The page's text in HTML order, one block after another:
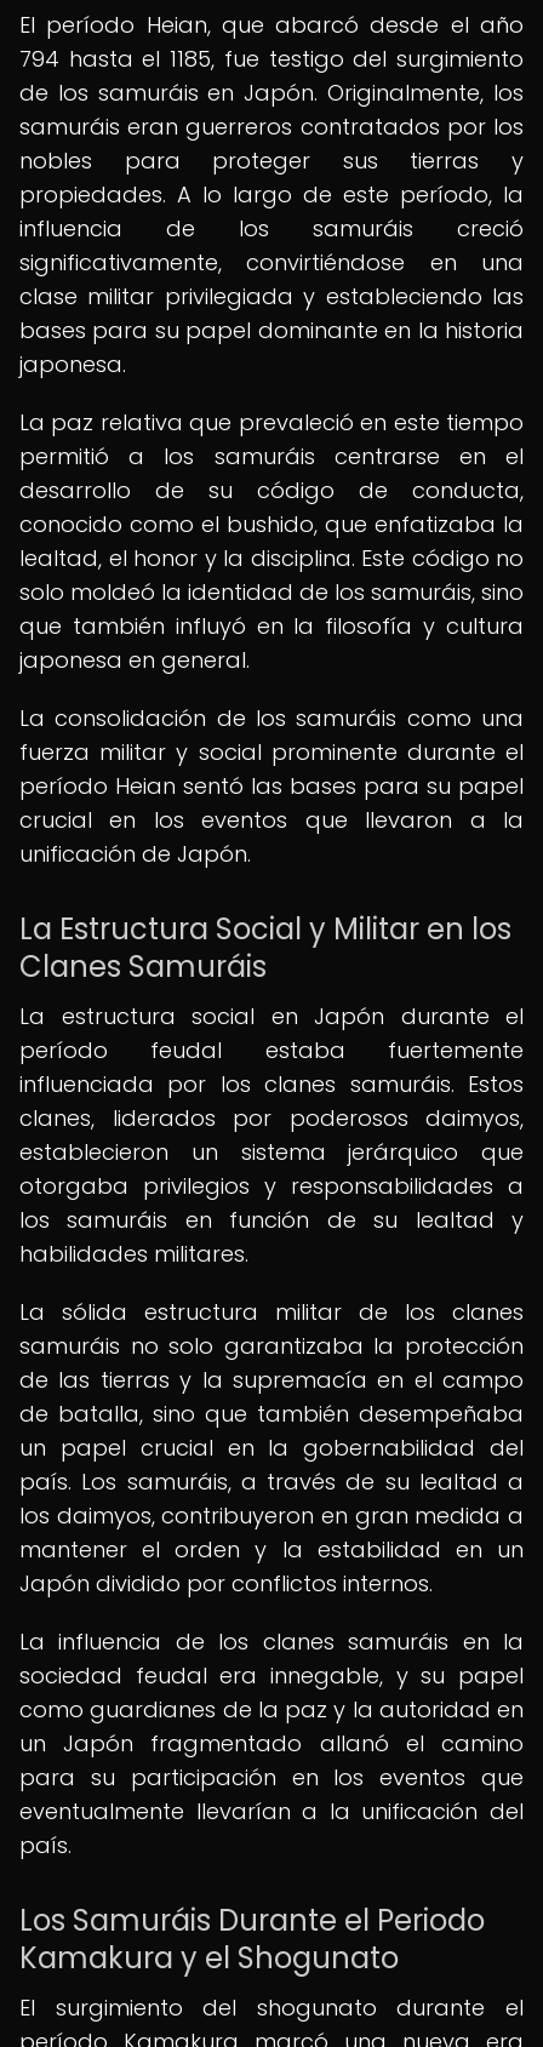
El período Heian, que abarcó desde el año
794 hasta el 1185, fue testigo del surgimiento
de los samuráis en Japón. Originalmente, los
samuráis eran guerreros contratados por los
nobles para proteger sus tierras y
propiedades. A lo largo de este período, la
influencia de los samuráis creció
significativamente, convirtiéndose en una
clase militar privilegiada y estableciendo las
bases para su papel dominante en la historia
japonesa.
La paz relativa que prevaleció en este tiempo
permitió a los samuráis centrarse en el
desarrollo de su código de conducta,
conocido como el bushido, que enfatizaba la
lealtad, el honor y la disciplina. Este código no
solo moldeó la identidad de los samuráis, sino
que también influyó en la filosofía y cultura
japonesa en general.
La consolidación de los samuráis como una
fuerza militar y social prominente durante el
período Heian sentó las bases para su papel
crucial en los eventos que llevaron a la
unificación de Japón.
La Estructura Social y Militar en los
Clanes Samuráis
La estructura social en Japón durante el
período feudal estaba fuertemente
influenciada por los clanes samuráis. Estos
clanes, liderados por poderosos daimyos,
establecieron un sistema jerárquico que
otorgaba privilegios y responsabilidades a
los samuráis en función de su lealtad y
habilidades militares.
La sólida estructura militar de los clanes
samuráis no solo garantizaba la protección
de las tierras y la supremacía en el campo
de batalla, sino que también desempeñaba
un papel crucial en la gobernabilidad del
país. Los samuráis, a través de su lealtad a
los daimyos, contribuyeron en gran medida a
mantener el orden y la estabilidad en un
Japón dividido por conflictos internos.
La influencia de los clanes samuráis en la
sociedad feudal era innegable, y su papel
como guardianes de la paz y la autoridad en
un Japón fragmentado allanó el camino
para su participación en los eventos que
eventualmente llevarían a la unificación del
país.
Los Samuráis Durante el Periodo
Kamakura y el Shogunato
El surgimiento del shogunato durante el